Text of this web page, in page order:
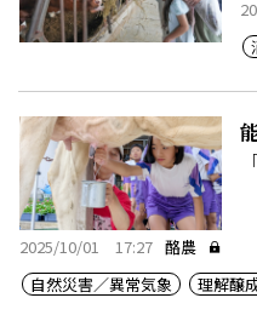
2025/10/01 17:27 酪農
自然災害／異常気象
理解醸